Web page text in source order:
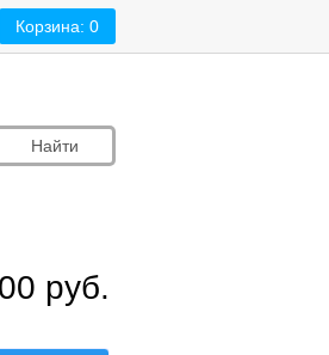
Корзина: 0
Найти
руб.